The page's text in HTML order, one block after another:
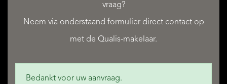
vraag?
Neem via onderstaand formulier direct contact op
met de Qualis-makelaar.
Bedankt voor uw aanvraag.